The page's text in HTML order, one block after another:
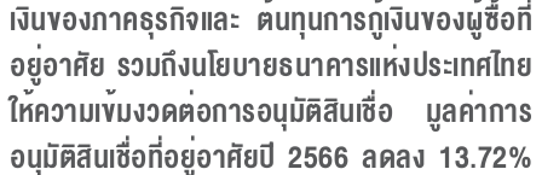
เงินของภาคธุรกิจและ ต้นทุนการกู้เงินของผู้ซื้อที่
อยู่อาศัย รวมถึงนโยบายธนาคารแห่งประเทศไทย
ให้ความเข้มงวดต่อการอนุมัติสินเชื่อ มูลค่าการ
อนุมัติสินเชื่อที่อยู่อาศัยปี 2566 ลดลง 13.72%